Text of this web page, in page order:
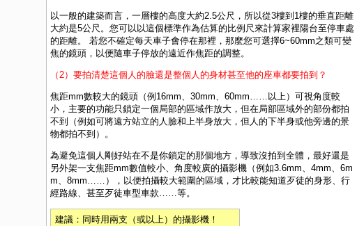
以一般的建築而言，一層樓的高度大約2.5公尺，所以從3樓到1樓的垂直距離
大約是5公尺。您可以以這個標準作為估算的比例尺來計算家裡陽台至停車處
的距離。 若您不確定每天車子會停在那裡，那麼您可選擇6~60mm之類可變
焦的鏡頭，以便隨車子停放的遠近作焦距的調整。
（2）要拍清楚這個人的臉還是整個人的身材甚至他的座車都要拍到？
焦距mm數較大的鏡頭（例16mm、30mm、60mm……以上）可視角度較
小，主要的功能只鎖定一個局部的區域作放大，但在局部區域外的部份都拍
不到（例如可將遠方站立的人臉和上半身放大，但人的下半身或他旁邊的景
物都拍不到）。
為避免這個人剛好站在不是你鎖定的那個地方，導致沒拍到全體，最好還是
另外架一支焦距mm數值較小、角度較廣的攝影機（例如3.6mm、4mm、6m
m、8mm……），以便拍攝較大範圍的區域，才比較能知道歹徒的身形、行
經路線、甚至歹徒車型車款……等。
建議：同時用兩支（或以上）的攝影機！